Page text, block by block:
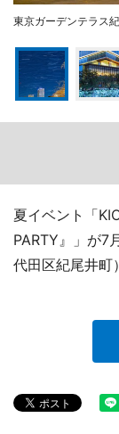
東京ガーデンテラス
夏イベント「
PARTY』」が7
代田区紀尾井町